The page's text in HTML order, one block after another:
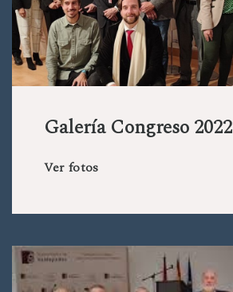
Galería Congreso 2022
Ver fotos